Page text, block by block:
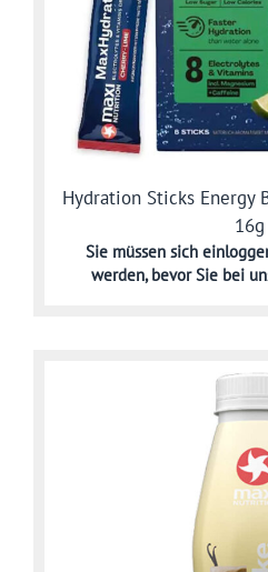
Hydration Sticks Energy
16g
Sie müssen sich
werden,bevor Sie bei